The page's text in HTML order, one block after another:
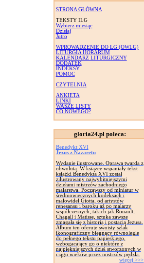
STRONA GŁÓWNA
TEKSTY ILG
Wybierz miesiąc
Dzisiaj
Jutro
WPROWADZENIE DO LG (OWLG)
LITURGIA HORARUM
KALENDARZ LITURGICZNY
DODATEK
INDEKSY
POMOC
CZYTELNIA
ANKIETA
LINKI
WASZE LISTY
CO NOWEGO?
gloria24.pl poleca:
Benedykt XVI
Jezus z Nazaretu
Wydanie ilustrowane. Oprawa twarda z
obwolutą. W książce wspaniały tekst
książki Benedykta XVI został
zilustrowany najwybitniejszymi
dziełami mistrzów zachodniego
malarstwa. Począwszy od miniatur w
średniowiecznych kodeksach i
malowideł Giotta, od artystów
renesansu i baroku aż po malarzy
współczesnych, takich jak Rouault,
Chagall i Matisse, sztuka zawsze
zmagała się z historią i postacią Jezusa.
Album ten oferuje swoisty szlak
ikonograficzny biegnący równolegle
do pełnego tekstu papieskiego,
wzbogacający go o niektóre z
najpiękniejszych dzieł stworzonych w
ciągu wieków przez mistrzów pędzla.
więcej >>>